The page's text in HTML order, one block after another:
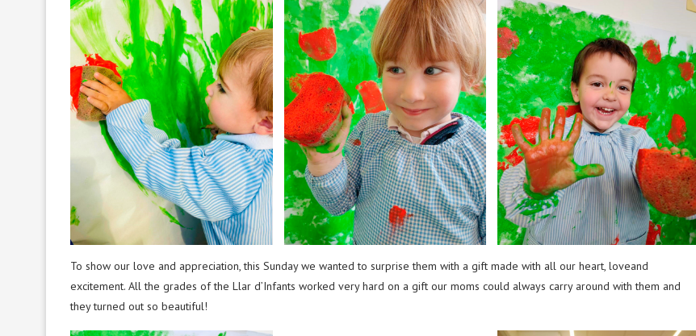
To show our love and appreciation, this Sunday we wanted to surprise them with a gift made with all our heart, loveand
excitement. All the grades of the Llar d’Infants worked very hard on a gift our moms could always carry around with them and
they turned out so beautiful!